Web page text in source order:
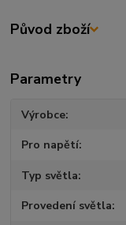
Původ zboží
Parametry
Výrobce
Pro napětí
Typ světla
Provedení světla